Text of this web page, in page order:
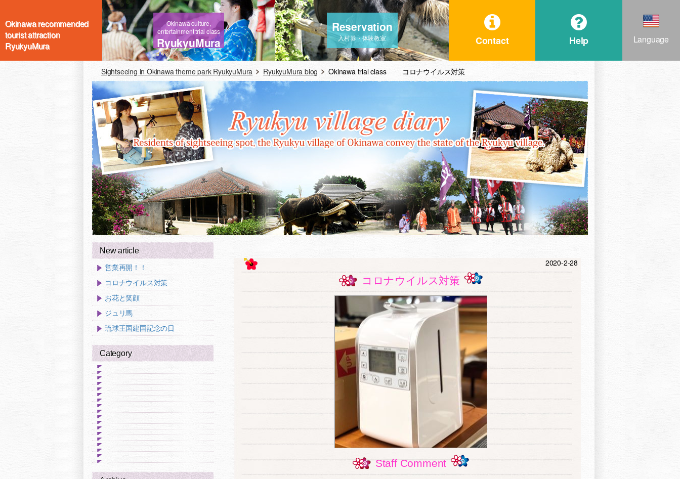
Okinawa recommended
tourist attraction
RyukyuMura
Okinawa culture,
entertainment trial class
RyukyuMura
Reservation
入村券・体験教室 Contact Help Language
Sightseeing in Okinawa theme park RyukyuMura RyukyuMura blog Okinawa trial class コロナウイルス対策
2020-2-28
コロナウイルス対策
Staff Comment
New article
営業再開！！
コロナウイルス対策
お花と笑顔
ジュリ馬
琉球王国建国記念の日
Category